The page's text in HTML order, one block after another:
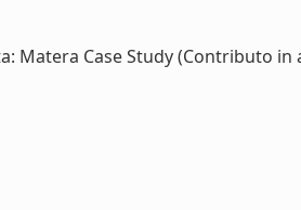
Matera Case Study (Contributo